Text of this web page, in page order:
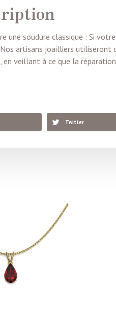
une soudure classique : Si
artisans joailliers utiliseront
en veillant à ce que la
Twitter